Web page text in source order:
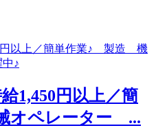
1,450円以上／簡
オペレーター ...